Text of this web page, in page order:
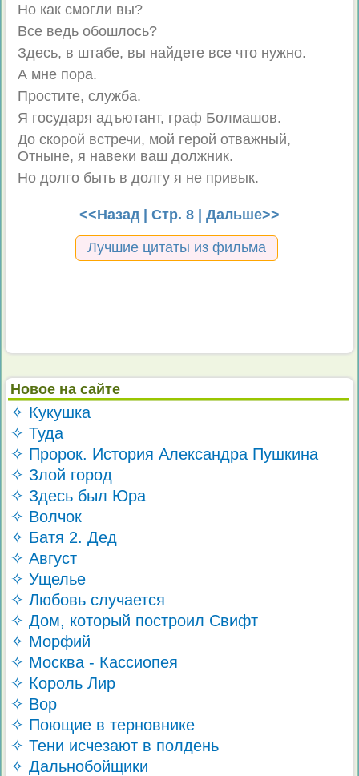
Но как смогли вы?
Все ведь обошлось?
Здесь, в штабе, вы найдете все что нужно.
А мне пора.
Простите, служба.
Я государя адъютант, граф Болмашов.
До скорой встречи, мой герой отважный,
Отныне, я навеки ваш должник.
Но долго быть в долгу я не привык.
<<Назад | Стр. 8 | Дальше>>
Лучшие цитаты из фильма
Новое на сайте
✧ Кукушка
✧ Туда
✧ Пророк. История Александра Пушкина
✧ Злой город
✧ Здесь был Юра
✧ Волчок
✧ Батя 2. Дед
✧ Август
✧ Ущелье
✧ Любовь случается
✧ Дом, который построил Свифт
✧ Морфий
✧ Москва - Кассиопея
✧ Король Лир
✧ Вор
✧ Поющие в терновнике
✧ Тени исчезают в полдень
✧ Дальнобойщики